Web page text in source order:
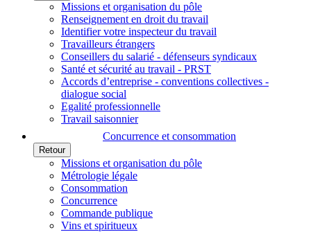
Missions et organisation du pôle
Renseignement en droit du travail
Identifier votre inspecteur du travail
Travailleurs étrangers
Conseillers du salarié - défenseurs syndicaux
Santé et sécurité au travail - PRST
Accords d’entreprise - conventions collectives -
dialogue social
Egalité professionnelle
Travail saisonnier
Concurrence et consommation
Retour
Missions et organisation du pôle
Métrologie légale
Consommation
Concurrence
Commande publique
Vins et spiritueux